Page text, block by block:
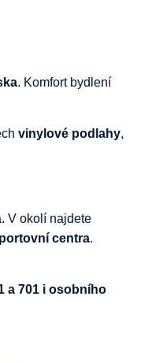
. Komfort bydlení
vinylové podlahy,
V okolí najdete
centra.
a 701 i osobního